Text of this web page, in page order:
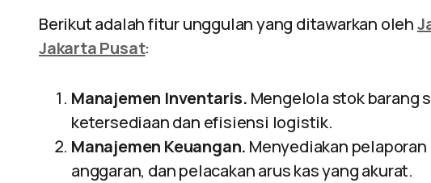
Berikut adalah fitur unggulan yang ditawarkan oleh
Jakarta Pusat:
Manajemen Inventaris. Mengelola stok barang
ketersediaan dan efisiensi logistik.
Manajemen Keuangan. Menyediakan
anggaran, dan pelacakan arus kas yang akurat.